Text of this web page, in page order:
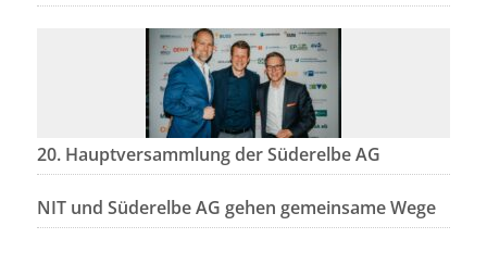
20. Hauptversammlung der Süderelbe AG
NIT und Süderelbe AG gehen gemeinsame Wege